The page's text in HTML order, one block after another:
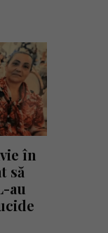
în
să
au